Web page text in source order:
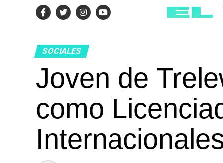
SOCIALES
Joven de
como